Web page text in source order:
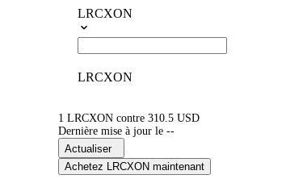
LRCXON
LRCXON
1 LRCXON contre 310.5 USD
Dernière mise à jour le --
Actualiser
Achetez LRCXON maintenant